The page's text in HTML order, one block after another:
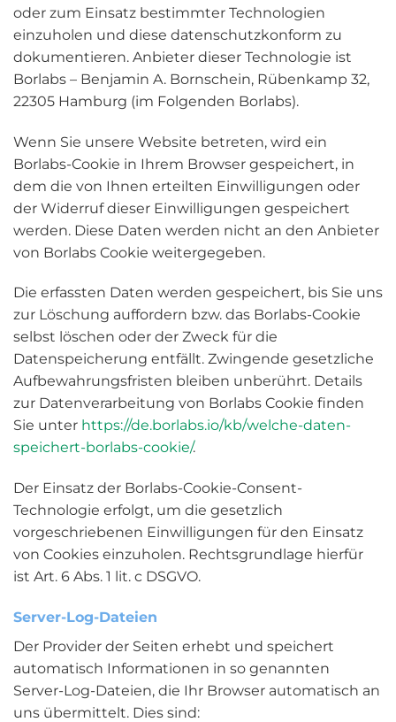
oder zum Einsatz bestimmter Technologien
einzuholen und diese datenschutzkonform zu
dokumentieren. Anbieter dieser Technologie ist
Borlabs – Benjamin A. Bornschein, Rübenkamp 32,
22305 Hamburg (im Folgenden Borlabs).
Wenn Sie unsere Website betreten, wird ein
Borlabs-Cookie in Ihrem Browser gespeichert, in
dem die von Ihnen erteilten Einwilligungen oder
der Widerruf dieser Einwilligungen gespeichert
werden. Diese Daten werden nicht an den Anbieter
von Borlabs Cookie weitergegeben.
Die erfassten Daten werden gespeichert, bis Sie uns
zur Löschung auffordern bzw. das Borlabs-Cookie
selbst löschen oder der Zweck für die
Datenspeicherung entfällt. Zwingende gesetzliche
Aufbewahrungsfristen bleiben unberührt. Details
zur Datenverarbeitung von Borlabs Cookie finden
Sie unter https://de.borlabs.io/kb/welche-daten-
speichert-borlabs-cookie/.
Der Einsatz der Borlabs-Cookie-Consent-
Technologie erfolgt, um die gesetzlich
vorgeschriebenen Einwilligungen für den Einsatz
von Cookies einzuholen. Rechtsgrundlage hierfür
ist Art. 6 Abs. 1 lit. c DSGVO.
Server-Log-Dateien
Der Provider der Seiten erhebt und speichert
automatisch Informationen in so genannten
Server-Log-Dateien, die Ihr Browser automatisch an
uns übermittelt. Dies sind: